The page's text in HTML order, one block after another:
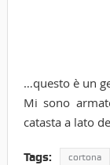
…questo è un
Mi sono
catasta a lato
Tags: cortona